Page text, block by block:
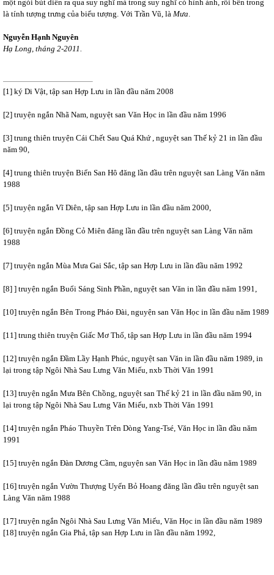
một ngòi bút diễn ra qua suy nghĩ mà trong suy nghĩ có hình ảnh, rồi bên trong
là tính tượng trưng của biểu tượng. Với Trần Vũ, là Mưa.
Nguyễn Hạnh Nguyên
Hạ Long, tháng 2-2011.
[1] ký Di Vật, tập san Hợp Lưu in lần đầu năm 2008
[2] truyện ngắn Nhã Nam, nguyệt san Văn Học in lần đầu năm 1996
[3] trung thiên truyện Cái Chết Sau Quá Khứ , nguyệt san Thế kỷ 21 in lần đầu
năm 90,
[4] trung thiên truyện Biển San Hô đăng lần đầu trên nguyệt san Làng Văn năm
1988
[5] truyện ngắn Vĩ Diên, tập san Hợp Lưu in lần đầu năm 2000,
[6] truyện ngắn Đồng Cỏ Miên đăng lần đầu trên nguyệt san Làng Văn năm
1988
[7] truyện ngắn Mùa Mưa Gai Sắc, tập san Hợp Lưu in lần đầu năm 1992
[8] ] truyện ngắn Buổi Sáng Sinh Phần, nguyệt san Văn in lần đầu năm 1991,
[10] truyện ngắn Bên Trong Pháo Đài, nguyện san Văn Học in lần đầu năm 1989
[11] trung thiên truyện Giấc Mơ Thổ, tập san Hợp Lưu in lần đầu năm 1994
[12] truyện ngắn Đầm Lầy Hạnh Phúc, nguyệt san Văn in lần đầu năm 1989, in
lại trong tập Ngôi Nhà Sau Lưng Văn Miếu, nxb Thời Văn 1991
[13] truyện ngắn Mưa Bên Chồng, nguyệt san Thế kỷ 21 in lần đầu năm 90, in
lại trong tập Ngôi Nhà Sau Lưng Văn Miếu, nxb Thời Văn 1991
[14] truyện ngắn Pháo Thuyền Trên Dòng Yang-Tsé, Văn Học in lần đầu năm
1991
[15] truyện ngắn Đàn Dương Cầm, nguyện san Văn Học in lần đầu năm 1989
[16] truyện ngắn Vườn Thượng Uyển Bỏ Hoang đăng lần đầu trên nguyệt san
Làng Văn năm 1988
[17] truyện ngắn Ngôi Nhà Sau Lưng Văn Miếu, Văn Học in lần đầu năm 1989
[18] truyện ngắn Gia Phả, tập san Hợp Lưu in lần đầu năm 1992,